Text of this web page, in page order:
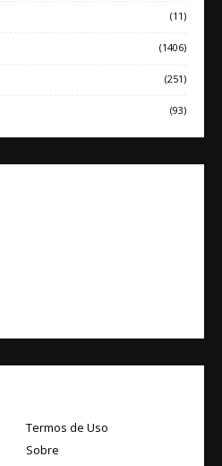
(11)
(1406)
(251)
(93)
Termos de Uso
Sobre